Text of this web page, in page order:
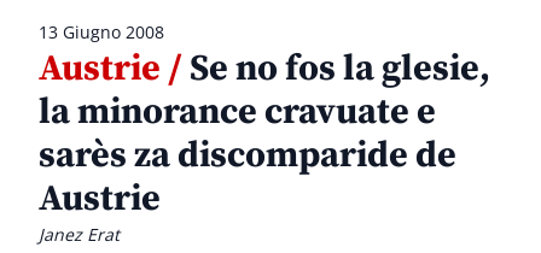
13 Giugno 2008
Austrie /Se no fos la glesie,
la minorance cravuate e
sarès za discomparide de
Austrie
Janez Erat